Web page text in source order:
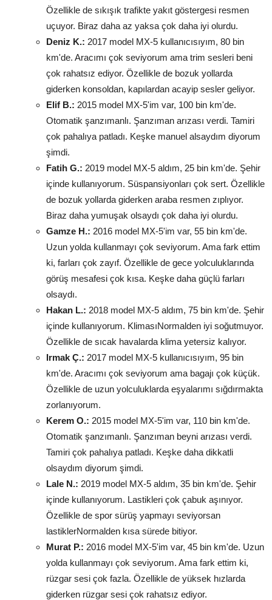
Özellikle de sıkışık trafikte yakıt göstergesi resmen
uçuyor. Biraz daha az yaksa çok daha iyi olurdu.
Deniz K.: 2017 model MX-5 kullanıcısıyım, 80 bin
km'de. Aracımı çok seviyorum ama trim sesleri beni
çok rahatsız ediyor. Özellikle de bozuk yollarda
giderken konsoldan, kapılardan acayip sesler geliyor.
Elif B.: 2015 model MX-5'im var, 100 bin km'de.
Otomatik şanzımanlı. Şanzıman arızası verdi. Tamiri
çok pahalıya patladı. Keşke manuel alsaydım diyorum
şimdi.
Fatih G.: 2019 model MX-5 aldım, 25 bin km'de. Şehir
içinde kullanıyorum. Süspansiyonları çok sert. Özellikle
de bozuk yollarda giderken araba resmen zıplıyor.
Biraz daha yumuşak olsaydı çok daha iyi olurdu.
Gamze H.: 2016 model MX-5'im var, 55 bin km'de.
Uzun yolda kullanmayı çok seviyorum. Ama fark ettim
ki, farları çok zayıf. Özellikle de gece yolculuklarında
görüş mesafesi çok kısa. Keşke daha güçlü farları
olsaydı.
Hakan L.: 2018 model MX-5 aldım, 75 bin km'de. Şehir
içinde kullanıyorum. KlimasıNormalden iyi soğutmuyor.
Özellikle de sıcak havalarda klima yetersiz kalıyor.
Irmak Ç.: 2017 model MX-5 kullanıcısıyım, 95 bin
km'de. Aracımı çok seviyorum ama bagajı çok küçük.
Özellikle de uzun yolculuklarda eşyalarımı sığdırmakta
zorlanıyorum.
Kerem O.: 2015 model MX-5'im var, 110 bin km'de.
Otomatik şanzımanlı. Şanzıman beyni arızası verdi.
Tamiri çok pahalıya patladı. Keşke daha dikkatli
olsaydım diyorum şimdi.
Lale N.: 2019 model MX-5 aldım, 35 bin km'de. Şehir
içinde kullanıyorum. Lastikleri çok çabuk aşınıyor.
Özellikle de spor sürüş yapmayı seviyorsan
lastiklerNormalden kısa sürede bitiyor.
Murat P.: 2016 model MX-5'im var, 45 bin km'de. Uzun
yolda kullanmayı çok seviyorum. Ama fark ettim ki,
rüzgar sesi çok fazla. Özellikle de yüksek hızlarda
giderken rüzgar sesi çok rahatsız ediyor.